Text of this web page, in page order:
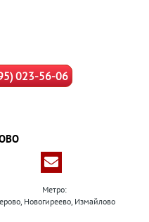
023-56-06
Метро:
Новогиреево, Измайлово